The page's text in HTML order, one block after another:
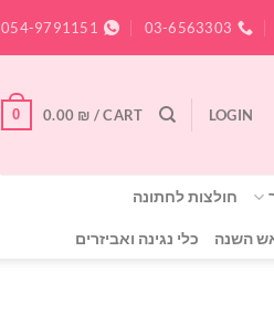
03-6563303
054-9791151
LOGIN
CART /
0.00 ₪
0
חולצות לחתונה
השנה כלי נגינה ואביזרים